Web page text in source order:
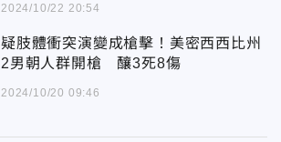
2024/10/22 20:54
疑肢體衝突演變成槍擊！美密西西比州
2男朝人群開槍 釀3死8傷
2024/10/20 09:46